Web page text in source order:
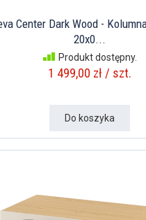
Center Dark Wood -
20x0...
Produkt dostępny.
1 499,00 zł / szt.
Do koszyka